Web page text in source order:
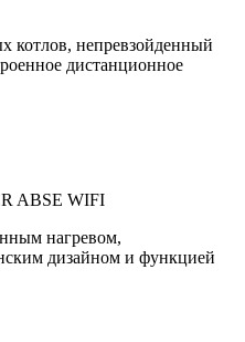
котлов, непревзойденный
дистанционное
ABSE WIFI
нагревом,
дизайном и функцией